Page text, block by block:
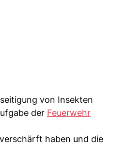
von Insekten
der Feuerwehr
haben und die